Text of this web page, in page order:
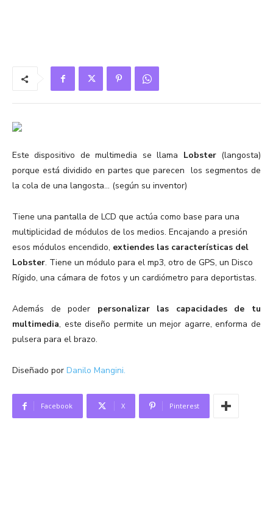
Este dispositivo de multimedia se llama Lobster (langosta)
porque está dividido en partes que parecen los segmentos de
la cola de una langosta… (según su inventor)
Tiene una pantalla de LCD que actúa como base para una
multiplicidad de módulos de los medios. Encajando a presión
esos módulos encendido, extiendes las características del
Lobster. Tiene un módulo para el mp3, otro de GPS, un Disco
Rígido, una cámara de fotos y un cardiómetro para deportistas.
Además de poder personalizar las capacidades de tu
multimedia, este diseño permite un mejor agarre, enforma de
pulsera para el brazo.
Diseñado por Danilo Mangini.
Facebook X Pinterest